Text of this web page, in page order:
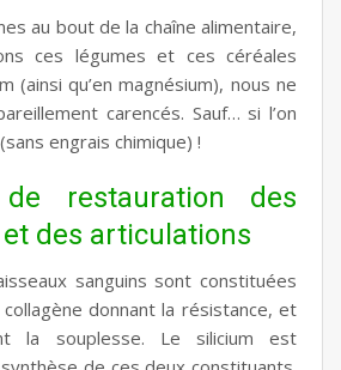
au bout de la chaîne alimentaire,
ces légumes et ces céréales
(ainsi qu’en magnésium), nous ne
carencés. Sauf… si l’on
engrais chimique) !
de restauration des
des articulations
sanguins sont constituées
donnant la résistance, et
la souplesse. Le silicium est